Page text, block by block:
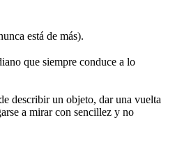
está de más).
que siempre conduce a lo
describir un objeto, dar una vuelta
a mirar con sencillez y no